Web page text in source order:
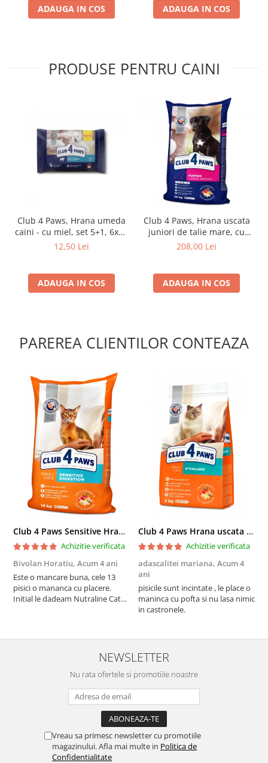
ADAUGA IN COS ADAUGA IN COS
PRODUSE PENTRU CAINI
Club 4 Paws, Hrana umeda
caini - cu miel, set 5+1, 6x80
g
12,50 Lei
ADAUGA IN COS
Club 4 Paws, Hrana uscata
juniori de talie mare, cu
pui, 14kg
208,00 Lei
ADAUGA IN COS
PAREREA CLIENTILOR CONTEAZA
Club 4 Paws Sensitive Hrana uscata pisici adulte, 14kg
Achizitie verificata
Bivolan Horatiu, Acum 4 ani
Este o mancare buna, cele 13
pisici o mananca cu placere.
Initial le dadeam Nutraline Cat
nu o mananca cu placere. Eu
sunt multumit si voi continua cu
Club 4 Paws Hrana uscata pisici sterilizate, 2kg
Achizitie verificata
adascalitei mariana, Acum 4
ani
pisicile sunt incintate , le place o
maninca cu pofta si nu lasa nimic
in castronele.
NEWSLETTER
Nu rata ofertele si promotiile noastre
Vreau sa primesc newsletter cu promotiile
magazinului. Afla mai multe in Politica de
Confidentialitate